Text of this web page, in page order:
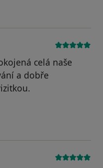
celá naše
a dobře
Jarda